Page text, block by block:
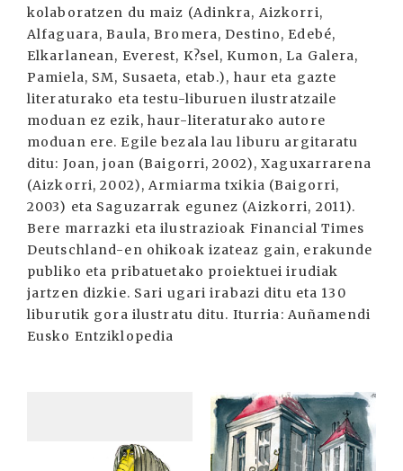
kolaboratzen du maiz (Adinkra, Aizkorri,
Alfaguara, Baula, Bromera, Destino, Edebé,
Elkarlanean, Everest, K?sel, Kumon, La Galera,
Pamiela, SM, Susaeta, etab.), haur eta gazte
literaturako eta testu-liburuen ilustratzaile
moduan ez ezik, haur-literaturako autore
moduan ere. Egile bezala lau liburu argitaratu
ditu: Joan, joan (Baigorri, 2002), Xaguxarrarena
(Aizkorri, 2002), Armiarma txikia (Baigorri,
2003) eta Saguzarrak egunez (Aizkorri, 2011).
Bere marrazki eta ilustrazioak Financial Times
Deutschland-en ohikoak izateaz gain, erakunde
publiko eta pribatuetako proiektuei irudiak
jartzen dizkie. Sari ugari irabazi ditu eta 130
liburutik gora ilustratu ditu. Iturria: Auñamendi
Eusko Entziklopedia